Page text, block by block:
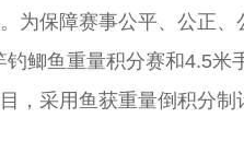
为保障赛事公平、公正、
鲫鱼重量积分赛和4.5米
，采用鱼获重量倒积分制